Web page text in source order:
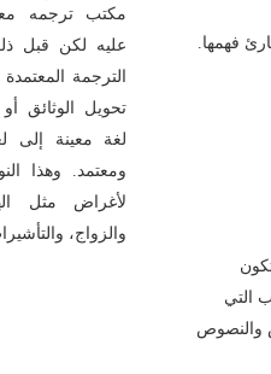
فهمها.
التي
والنصوص
مكتب ترجمه
عليه لكن قبل
الترجمة
تحويل الوثائق
لغة معينة
ومعتمد. وهذا
لأغراض مثل
والزواج،